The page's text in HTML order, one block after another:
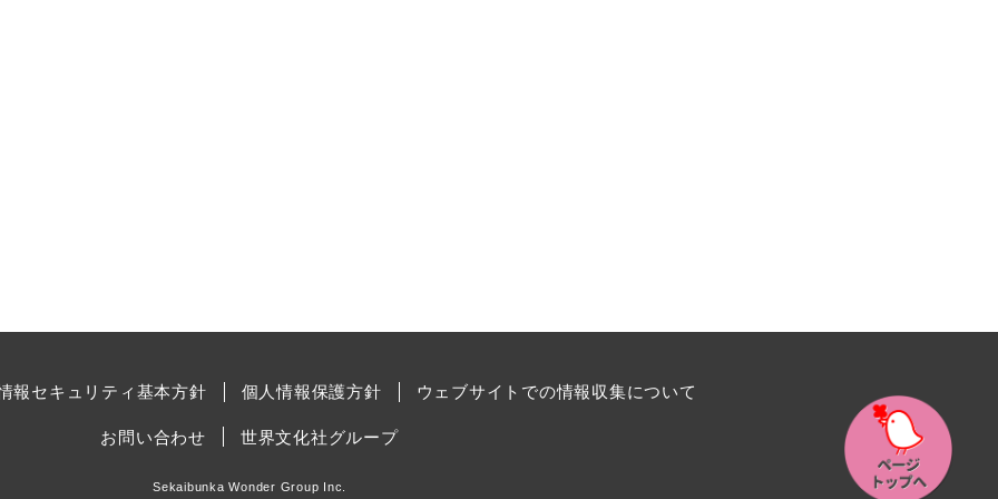
報セキュリティ基本方針 個人情報保護方針 ウェブサイトでの情報収集について
お問い合わせ 世界文化社グループ
Sekaibunka Wonder Group Inc.